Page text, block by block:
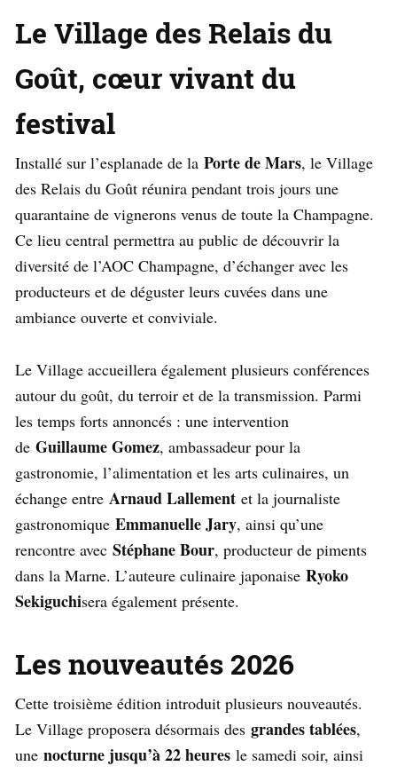
Le Village des Relais du
Goût, cœur vivant du
festival
Installé sur l’esplanade de la Porte de Mars, le Village
des Relais du Goût réunira pendant trois jours une
quarantaine de vignerons venus de toute la Champagne.
Ce lieu central permettra au public de découvrir la
diversité de l’AOC Champagne, d’échanger avec les
producteurs et de déguster leurs cuvées dans une
ambiance ouverte et conviviale.
Le Village accueillera également plusieurs conférences
autour du goût, du terroir et de la transmission. Parmi
les temps forts annoncés : une intervention
de Guillaume Gomez, ambassadeur pour la
gastronomie, l’alimentation et les arts culinaires, un
échange entre Arnaud Lallement et la journaliste
gastronomique Emmanuelle Jary, ainsi qu’une
rencontre avec Stéphane Bour, producteur de piments
dans la Marne. L’auteure culinaire japonaise Ryoko
Sekiguchisera également présente.
Les nouveautés 2026
Cette troisième édition introduit plusieurs nouveautés.
Le Village proposera désormais des grandes tablées,
une nocturne jusqu’à 22 heures le samedi soir, ainsi